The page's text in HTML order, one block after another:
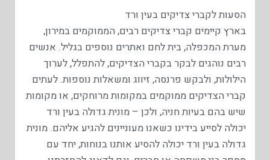
הסעות לקברי צדיקים בעין ורד
בארץ קיימים קברי צדיקים רבים, הממוקמים במירון,
מערת המכפלה, בית לחם ואתרים נוספים בגליל. אנשים
רבים נוהגים לבקר בקברי הצדיקים, להתפלל, לערוך
הילולות, ולבקש פרנסה, זיווג ומשאלות נוספות. לעתים
קברי הצדיקים ממוקמים במקומות מרוחקים, או מקומות
שיש בהם בעיות חניה, ולכן – מונית גדולה בעין ורד
יכולה לסייע בידינו כשאנו מעוניינים להגיע אליהם. מונית
גדולה בעין ורד יכולה להסיע אותנו בנוחות, יחד עם